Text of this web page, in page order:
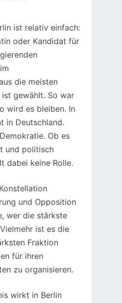
ist relativ einfach:
oder Kandidat für
die meisten
gewählt. So war
wird es bleiben. In
in Deutschland.
Ob es
und politisch
dabei keine Rolle.
und Opposition
wer die stärkste
ist es die
Fraktion
für ihren
zu organisieren.
wirkt in Berlin